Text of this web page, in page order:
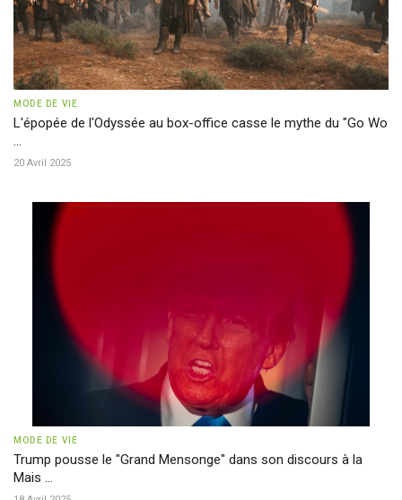
MODE DE VIE
L'épopée de l'Odyssée au box-office casse le mythe du "Go Wo
...
20 Avril 2025
MODE DE VIE
Trump pousse le "Grand Mensonge" dans son discours à la
Mais ...